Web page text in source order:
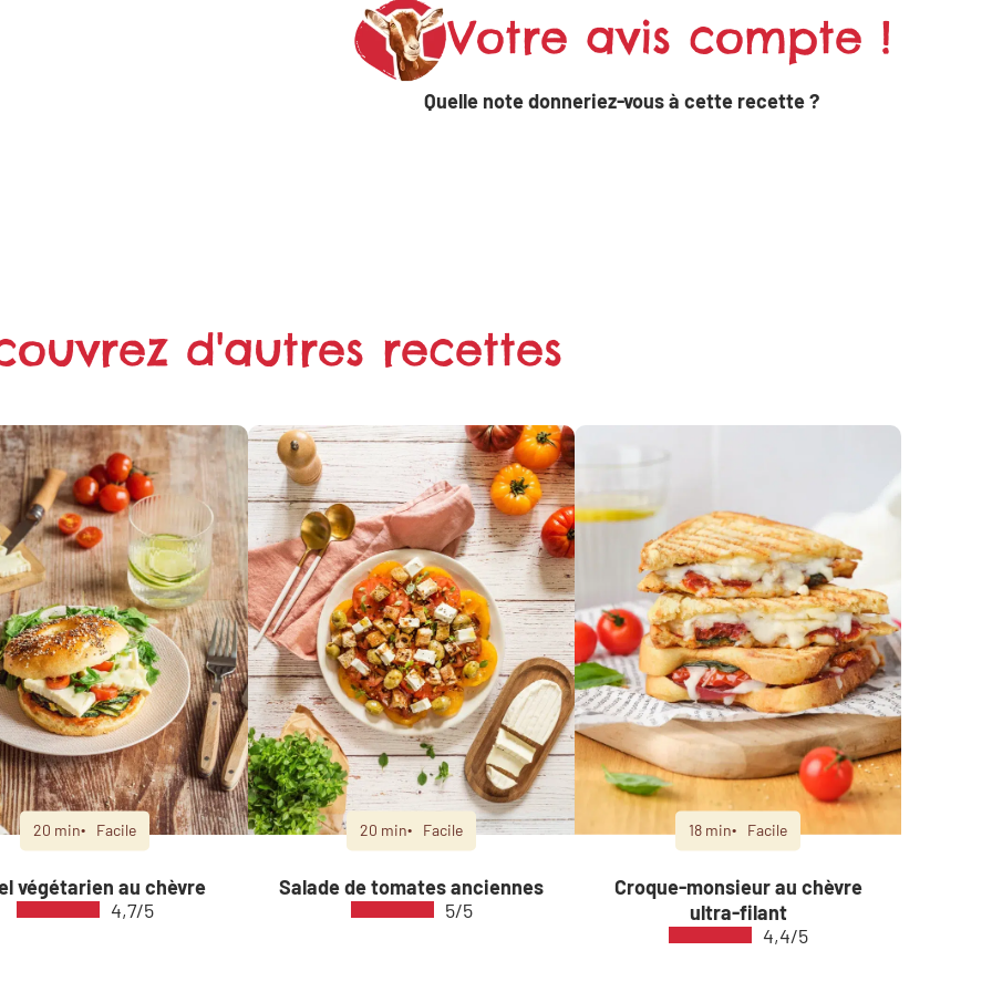
Votre avis compte !
Quelle note donneriez-vous à cette recette ?
d'autres recettes
20 min Facile
végétarien au chèvre
4,7/5
20 min Facile
Salade de tomates anciennes
5/5
18 min Facile
Croque-monsieur au chèvre
ultra-filant
4,4/5